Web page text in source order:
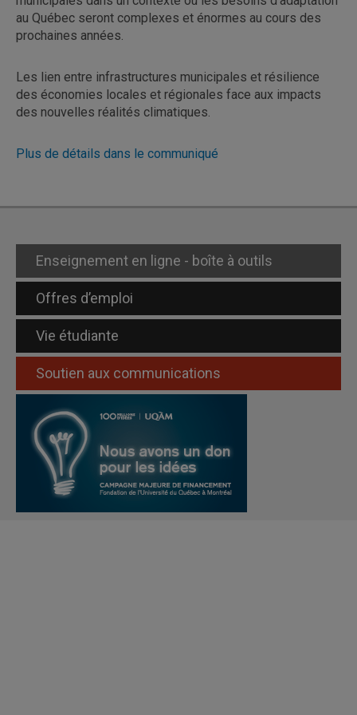
au Québec seront complexes et énormes au cours des
prochaines années.
Les lien entre infrastructures municipales et résilience
des économies locales et régionales face aux impacts
des nouvelles réalités climatiques.
Plus de détails dans le communiqué
Enseignement en ligne - boîte à outils
Offres d’emploi
Vie étudiante
Soutien aux communications